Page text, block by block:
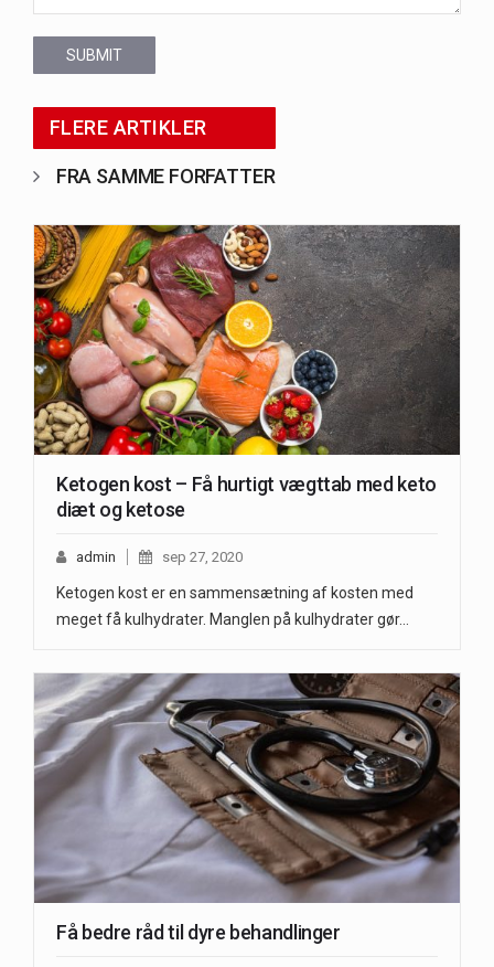
SUBMIT
FLERE ARTIKLER
FRA SAMME FORFATTER
Ketogen kost – Få hurtigt vægttab med keto
diæt og ketose
admin sep 27, 2020
Ketogen kost er en sammensætning af kosten med
meget få kulhydrater. Manglen på kulhydrater gør…
Få bedre råd til dyre behandlinger